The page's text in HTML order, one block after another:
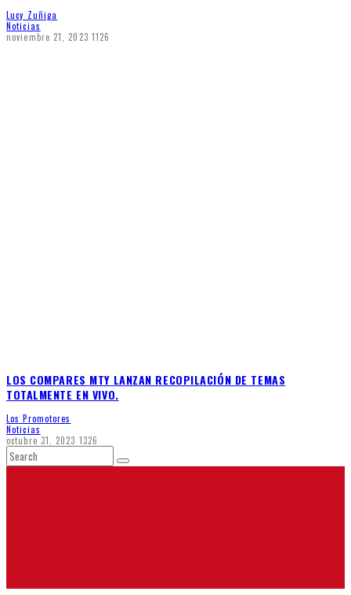
Lucy Zuñiga
Noticias
noviembre 21, 2023 1126
LOS COMPARES MTY LANZAN RECOPILACIÓN DE TEMAS
TOTALMENTE EN VIVO.
Los Promotores
Noticias
octubre 31, 2023 1326